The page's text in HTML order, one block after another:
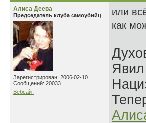
Алиса Деева
Председатель клуба самоубийц
Зарегистрирован: 2006-02-10
Сообщений: 20033
Вебсайт
или
как